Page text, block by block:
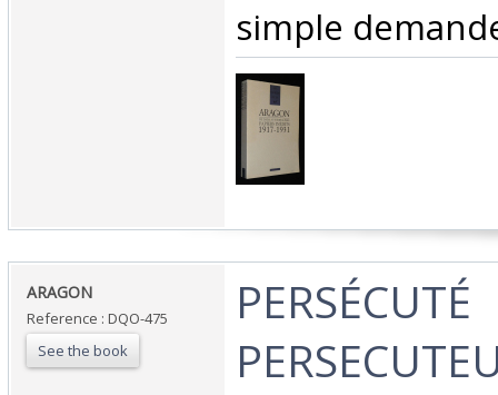
simple
‎ARAGON ‎
Reference : DQO-475
See the book
‎PERSÉCUTÉ